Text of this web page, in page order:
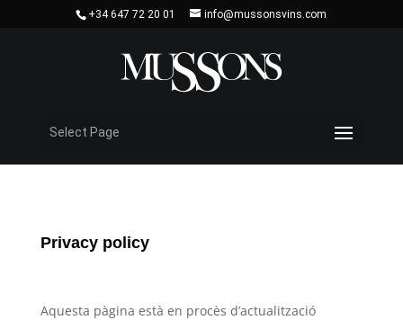
+34 647 72 20 01 info@mussonsvins.com
Select Page
Privacy policy
Aquesta pàgina està en procès d’actualització